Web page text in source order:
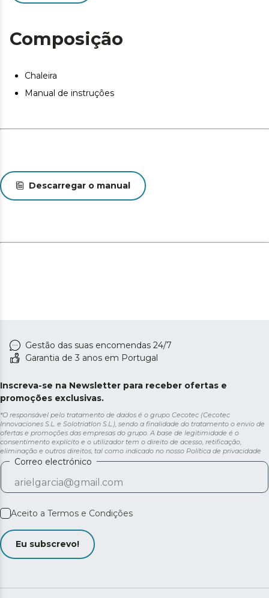
garante economia de energia.
Composição
Chaleira
Manual de instruções
Descarregar o manual
Gestão das suas encomendas 24/7
Garantia de 3 anos em Portugal
Inscreva-se na Newsletter para receber ofertas e
promoções exclusivas.
*O responsável pelo tratamento de dados é o grupo Cecotec (Cecotec
Innovaciones S.L. e Solotriatlon S.L.), sendo a finalidade do tratamento o envio de
ofertas e promoções das empresas do grupo. A base de legitimidade é o
consentimento explícito e o utilizador tem o direito de acesso, retificação,
eliminação e outros direitos, tal como indicado no nosso Política de privacidade
Correo electrónico
Aceito a Termos e Condições
Eu subscrevo!